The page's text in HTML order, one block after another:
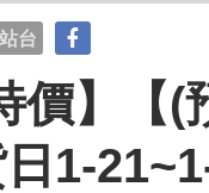
台
價】【
1-